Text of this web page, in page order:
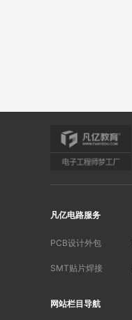
凡亿电路服务
PCB设计外包
SMT贴片焊接
网站栏目导航